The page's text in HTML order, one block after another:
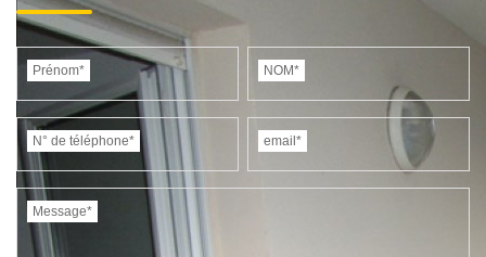
Prénom* NOM*
N° de téléphone* email*
Message*